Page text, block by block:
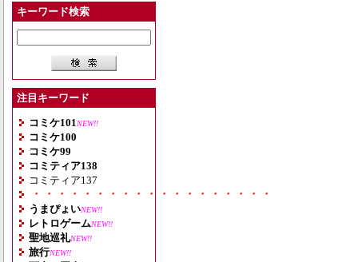
キーワード検索
注目キーワード
コミケ101 NEW!!
コミケ100
コミケ99
コミティア138
コミティア137
・・・・・・・・・・・・・・・・・・・
うまぴょいNEW!!
レトロゲームNEW!!
聖地巡礼NEW!!
旅行NEW!!